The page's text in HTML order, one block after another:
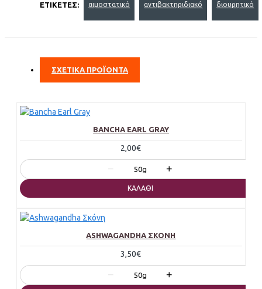
ΕΤΙΚΈΤΕΣ: αιμοστατικό αντιβακτηριδιακό διουρητικό
ΣΧΕΤΙΚΑ ΠΡΟΪΟΝΤΑ
BANCHA EARL GRAY
2,00€
− 50g +
ΚΑΛΆΘΙ
ASHWAGANDHA ΣΚΌΝΗ
3,50€
− 50g +